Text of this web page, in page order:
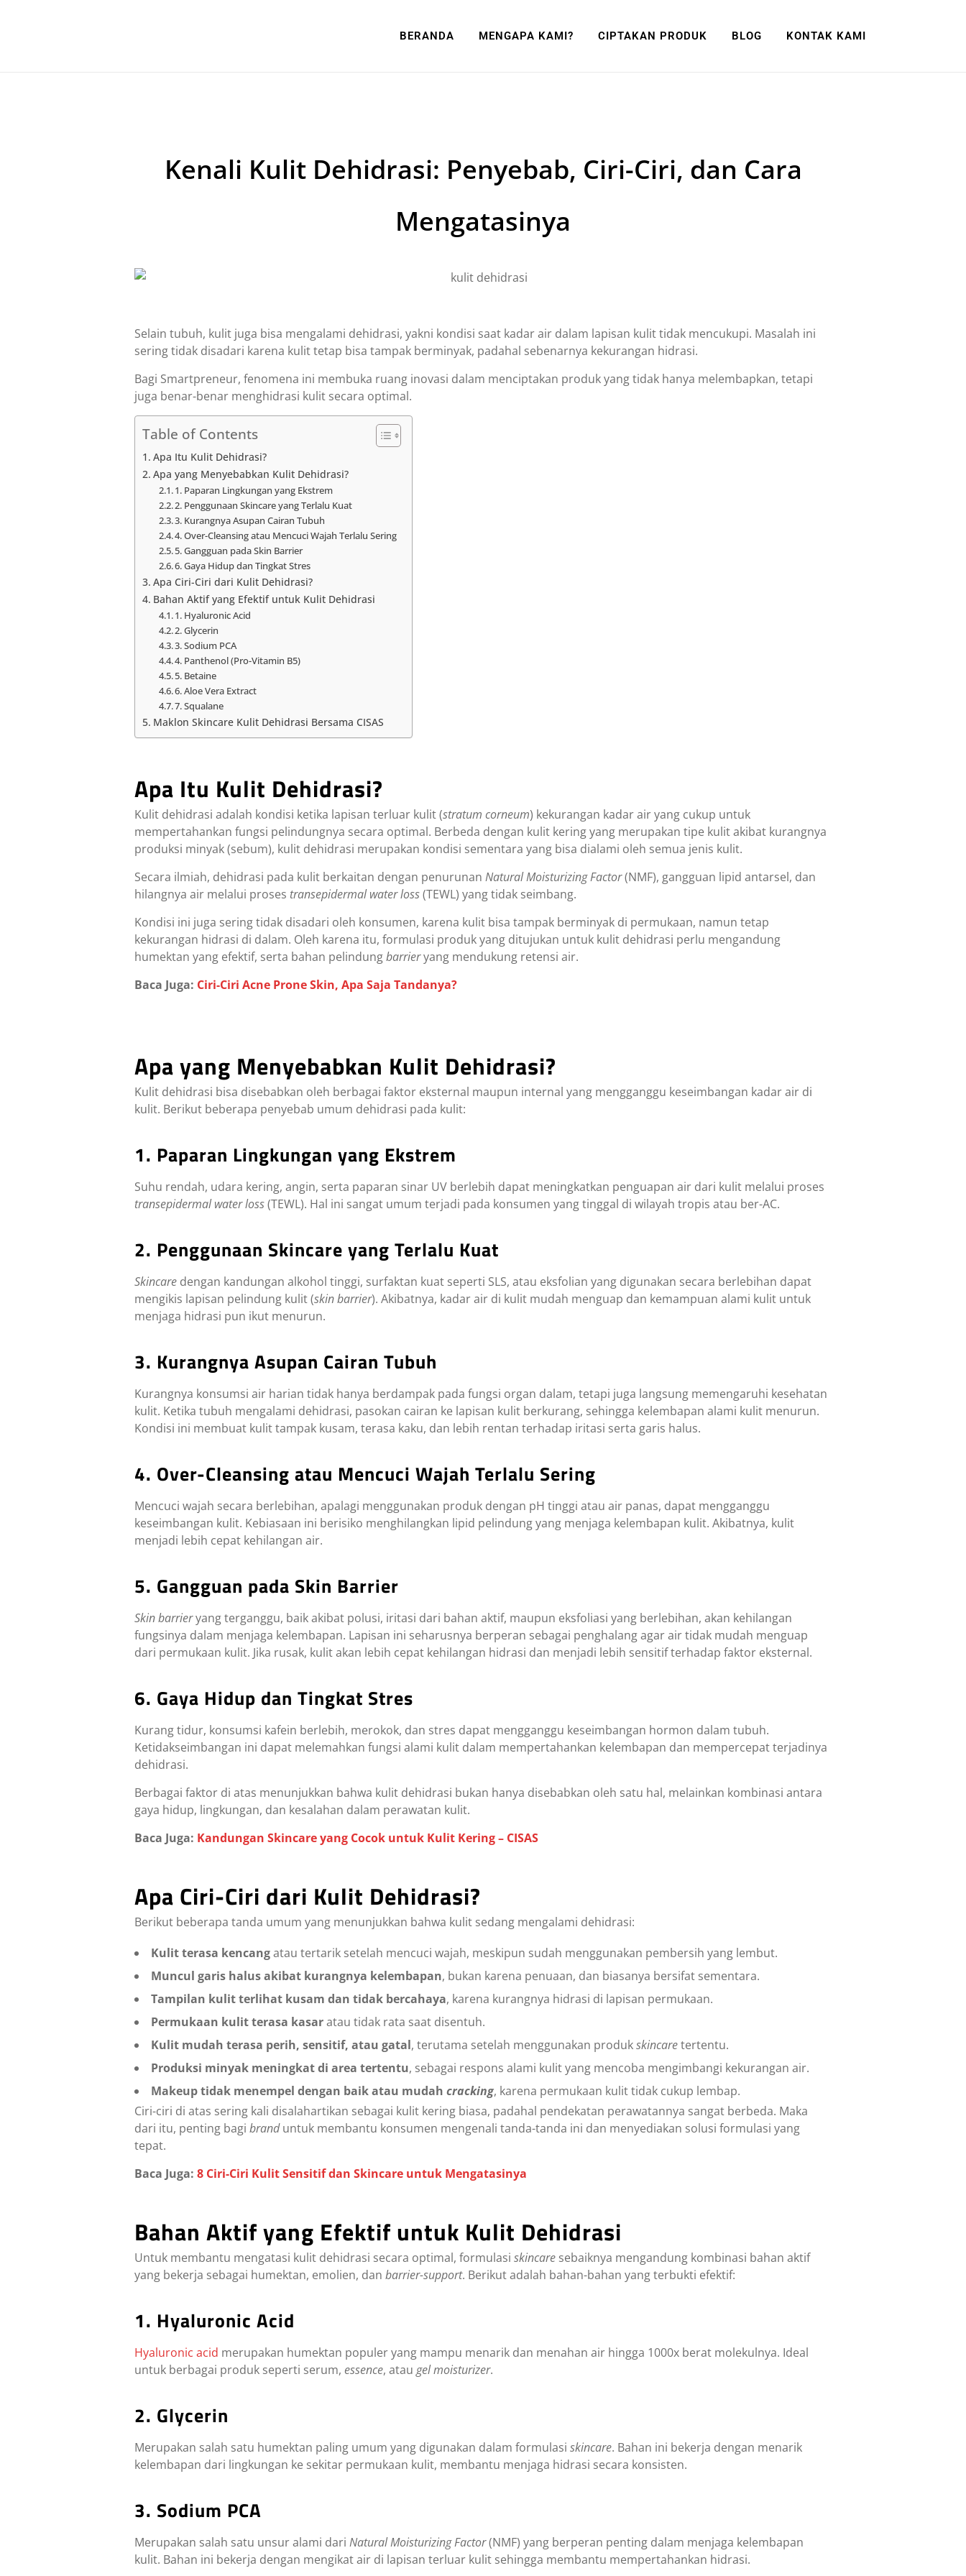
BERANDA MENGAPA KAMI? CIPTAKAN PRODUK BLOG KONTAK KAMI
Kenali Kulit Dehidrasi: Penyebab, Ciri-Ciri, dan Cara
Mengatasinya
Selain tubuh, kulit juga bisa mengalami dehidrasi, yakni kondisi saat kadar air dalam lapisan kulit tidak mencukupi. Masalah ini
sering tidak disadari karena kulit tetap bisa tampak berminyak, padahal sebenarnya kekurangan hidrasi.
Bagi Smartpreneur, fenomena ini membuka ruang inovasi dalam menciptakan produk yang tidak hanya melembapkan, tetapi
juga benar-benar menghidrasi kulit secara optimal.
Table of Contents
Apa Itu Kulit Dehidrasi?
Apa yang Menyebabkan Kulit Dehidrasi?
1. Paparan Lingkungan yang Ekstrem
2. Penggunaan Skincare yang Terlalu Kuat
3. Kurangnya Asupan Cairan Tubuh
4. Over-Cleansing atau Mencuci Wajah Terlalu Sering
5. Gangguan pada Skin Barrier
6. Gaya Hidup dan Tingkat Stres
Apa Ciri-Ciri dari Kulit Dehidrasi?
Bahan Aktif yang Efektif untuk Kulit Dehidrasi
1. Hyaluronic Acid
2. Glycerin
3. Sodium PCA
4. Panthenol (Pro-Vitamin B5)
5. Betaine
6. Aloe Vera Extract
7. Squalane
Maklon Skincare Kulit Dehidrasi Bersama CISAS
Apa Itu Kulit Dehidrasi?
Kulit dehidrasi adalah kondisi ketika lapisan terluar kulit (stratum corneum) kekurangan kadar air yang cukup untuk
mempertahankan fungsi pelindungnya secara optimal. Berbeda dengan kulit kering yang merupakan tipe kulit akibat kurangnya
produksi minyak (sebum), kulit dehidrasi merupakan kondisi sementara yang bisa dialami oleh semua jenis kulit.
Secara ilmiah, dehidrasi pada kulit berkaitan dengan penurunan Natural Moisturizing Factor(NMF), gangguan lipid antarsel, dan
hilangnya air melalui proses transepidermal water loss(TEWL) yang tidak seimbang.
Kondisi ini juga sering tidak disadari oleh konsumen, karena kulit bisa tampak berminyak di permukaan, namun tetap
kekurangan hidrasi di dalam. Oleh karena itu, formulasi produk yang ditujukan untuk kulit dehidrasi perlu mengandung
humektan yang efektif, serta bahan pelindungbarrieryang mendukung retensi air.
Baca Juga: Ciri-Ciri Acne Prone Skin, Apa Saja Tandanya?
Apa yang Menyebabkan Kulit Dehidrasi?
Kulit dehidrasi bisa disebabkan oleh berbagai faktor eksternal maupun internal yang mengganggu keseimbangan kadar air di
kulit. Berikut beberapa penyebab umum dehidrasi pada kulit:
1. Paparan Lingkungan yang Ekstrem
Suhu rendah, udara kering, angin, serta paparan sinar UV berlebih dapat meningkatkan penguapan air dari kulit melalui proses
transepidermal water loss(TEWL). Hal ini sangat umum terjadi pada konsumen yang tinggal di wilayah tropis atau ber-AC.
2. Penggunaan Skincare yang Terlalu Kuat
Skincare dengan kandungan alkohol tinggi, surfaktan kuat seperti SLS, atau eksfolian yang digunakan secara berlebihan dapat
mengikis lapisan pelindung kulit (skin barrier). Akibatnya, kadar air di kulit mudah menguap dan kemampuan alami kulit untuk
menjaga hidrasi pun ikut menurun.
3. Kurangnya Asupan Cairan Tubuh
Kurangnya konsumsi air harian tidak hanya berdampak pada fungsi organ dalam, tetapi juga langsung memengaruhi kesehatan
kulit. Ketika tubuh mengalami dehidrasi, pasokan cairan ke lapisan kulit berkurang, sehingga kelembapan alami kulit menurun.
Kondisi ini membuat kulit tampak kusam, terasa kaku, dan lebih rentan terhadap iritasi serta garis halus.
4. Over-Cleansing atau Mencuci Wajah Terlalu Sering
Mencuci wajah secara berlebihan, apalagi menggunakan produk dengan pH tinggi atau air panas, dapat mengganggu
keseimbangan kulit. Kebiasaan ini berisiko menghilangkan lipid pelindung yang menjaga kelembapan kulit. Akibatnya, kulit
menjadi lebih cepat kehilangan air.
5. Gangguan pada Skin Barrier
Skin barrieryang terganggu, baik akibat polusi, iritasi dari bahan aktif, maupun eksfoliasi yang berlebihan, akan kehilangan
fungsinya dalam menjaga kelembapan. Lapisan ini seharusnya berperan sebagai penghalang agar air tidak mudah menguap
dari permukaan kulit. Jika rusak, kulit akan lebih cepat kehilangan hidrasi dan menjadi lebih sensitif terhadap faktor eksternal.
6. Gaya Hidup dan Tingkat Stres
Kurang tidur, konsumsi kafein berlebih, merokok, dan stres dapat mengganggu keseimbangan hormon dalam tubuh.
Ketidakseimbangan ini dapat melemahkan fungsi alami kulit dalam mempertahankan kelembapan dan mempercepat terjadinya
dehidrasi.
Berbagai faktor di atas menunjukkan bahwa kulit dehidrasi bukan hanya disebabkan oleh satu hal, melainkan kombinasi antara
gaya hidup, lingkungan, dan kesalahan dalam perawatan kulit.
Baca Juga: Kandungan Skincare yang Cocok untuk Kulit Kering – CISAS
Apa Ciri-Ciri dari Kulit Dehidrasi?
Berikut beberapa tanda umum yang menunjukkan bahwa kulit sedang mengalami dehidrasi:
Kulit terasa kencangatau tertarik setelah mencuci wajah, meskipun sudah menggunakan pembersih yang lembut.
Muncul garis halus akibat kurangnya kelembapan, bukan karena penuaan, dan biasanya bersifat sementara.
Tampilan kulit terlihat kusam dan tidak bercahaya, karena kurangnya hidrasi di lapisan permukaan.
Permukaan kulit terasa kasaratau tidak rata saat disentuh.
Kulit mudah terasa perih, sensitif, atau gatal, terutama setelah menggunakan produkskincaretertentu.
Produksi minyak meningkat di area tertentu, sebagai respons alami kulit yang mencoba mengimbangi kekurangan air.
Makeup tidak menempel dengan baik atau mudah cracking, karena permukaan kulit tidak cukup lembap.
Ciri-ciri di atas sering kali disalahartikan sebagai kulit kering biasa, padahal pendekatan perawatannya sangat berbeda. Maka
dari itu, penting bagi branduntuk membantu konsumen mengenali tanda-tanda ini dan menyediakan solusi formulasi yang
tepat.
Baca Juga: 8 Ciri-Ciri Kulit Sensitif dan Skincare untuk Mengatasinya
Bahan Aktif yang Efektif untuk Kulit Dehidrasi
Untuk membantu mengatasi kulit dehidrasi secara optimal, formulasi skincare sebaiknya mengandung kombinasi bahan aktif
yang bekerja sebagai humektan, emolien, dan barrier-support. Berikut adalah bahan-bahan yang terbukti efektif:
1. Hyaluronic Acid
Hyaluronic acid merupakan humektan populer yang mampu menarik dan menahan air hingga 1000x berat molekulnya. Ideal
untuk berbagai produk seperti serum, essence, atau gel moisturizer.
2. Glycerin
Merupakan salah satu humektan paling umum yang digunakan dalam formulasi skincare. Bahan ini bekerja dengan menarik
kelembapan dari lingkungan ke sekitar permukaan kulit, membantu menjaga hidrasi secara konsisten.
3. Sodium PCA
Merupakan salah satu unsur alami dari Natural Moisturizing Factor(NMF) yang berperan penting dalam menjaga kelembapan
kulit. Bahan ini bekerja dengan mengikat air di lapisan terluar kulit sehingga membantu mempertahankan hidrasi.